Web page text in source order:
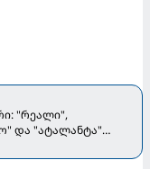
"რეალი",
და "ატალანტა"